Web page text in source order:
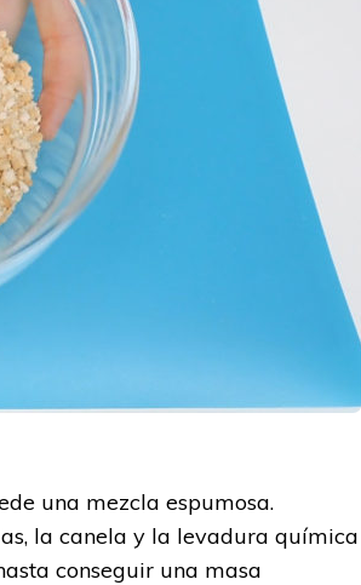
una mezcla espumosa.
la canela y la levadura química
conseguir una masa